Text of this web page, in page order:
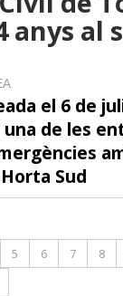
anys al
el 6 de
de les
Sud
5 6 7 8